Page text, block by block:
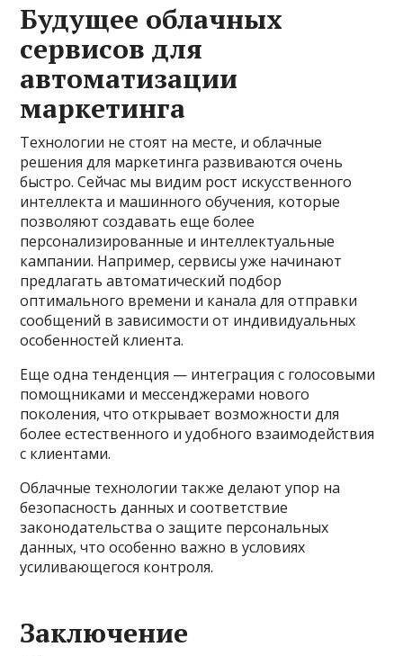
Будущее облачных
сервисов для
автоматизации
маркетинга
Технологии не стоят на месте, и облачные
решения для маркетинга развиваются очень
быстро. Сейчас мы видим рост искусственного
интеллекта и машинного обучения, которые
позволяют создавать еще более
персонализированные и интеллектуальные
кампании. Например, сервисы уже начинают
предлагать автоматический подбор
оптимального времени и канала для отправки
сообщений в зависимости от индивидуальных
особенностей клиента.
Еще одна тенденция — интеграция с голосовыми
помощниками и мессенджерами нового
поколения, что открывает возможности для
более естественного и удобного взаимодействия
с клиентами.
Облачные технологии также делают упор на
безопасность данных и соответствие
законодательства о защите персональных
данных, что особенно важно в условиях
усиливающегося контроля.
Заключение